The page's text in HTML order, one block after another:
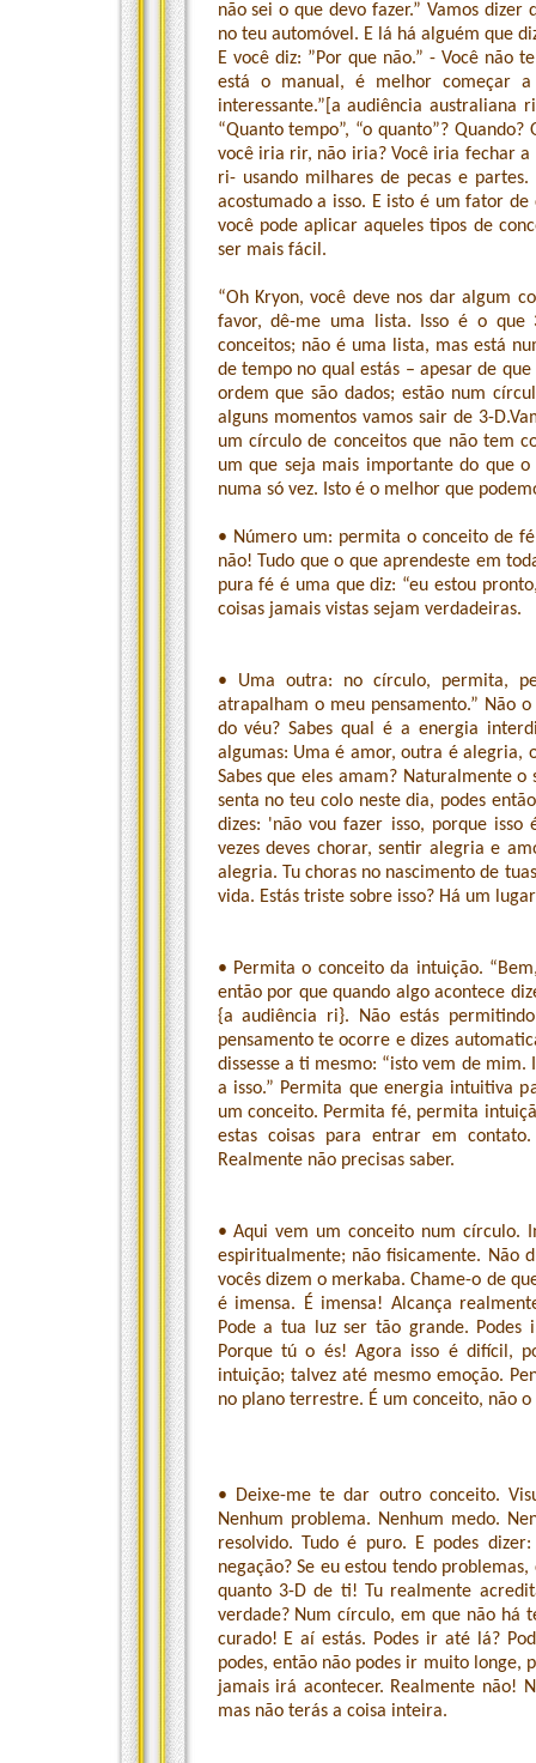
não sei o que devo fazer.” Vamos
no teu automóvel. E lá há alguém que
E você diz: ”Por que não.” - Você não
está o manual, é melhor começar a
interessante.”[a audiência australiana
“Quanto tempo”, “o quanto”?
você iria rir, não iria? Você iria fechar
ri- usando milhares de pecas e
acostumado a isso. E isto é um fator
você pode aplicar aqueles tipos de
ser mais fácil.
“Oh Kryon, você deve nos dar algum
favor, dê-me uma lista. Isso é o
conceitos; não é uma lista, mas está
de tempo no qual estás – apesar de
ordem que são dados; estão num
alguns momentos vamos sair de 3-
um círculo de conceitos que não tem
um que seja mais importante do que
numa só vez. Isto é o melhor que
• Número um: permita o conceito de
não! Tudo que o que aprendeste em
pura fé é uma que diz: “eu estou
coisas jamais vistas sejam verdadeiras.
• Uma outra: no círculo, permita,
atrapalham o meu pensamento.” Não
do véu? Sabes qual é a energia
algumas: Uma é amor, outra é alegria,
Sabes que eles amam? Naturalmente
senta no teu colo neste dia, podes
dizes: 'não vou fazer isso, porque
vezes deves chorar, sentir alegria e
alegria. Tu choras no nascimento de
vida. Estás triste sobre isso? Há um
• Permita o conceito da intuição.
então por que quando algo acontece
{a audiência ri}. Não estás
pensamento te ocorre e dizes
dissesse a ti mesmo: “isto vem de mim.
a isso.” Permita que energia intuitiva
um conceito. Permita fé, permita
estas coisas para entrar em
Realmente não precisas saber.
• Aqui vem um conceito num círculo.
espiritualmente; não fisicamente. Não
vocês dizem o merkaba. Chame-o de
é imensa. É imensa! Alcança
Pode a tua luz ser tão grande.
Porque tú o és! Agora isso é difícil,
intuição; talvez até mesmo emoção.
no plano terrestre. É um conceito, não o
• Deixe-me te dar outro conceito.
Nenhum problema. Nenhum medo.
resolvido. Tudo é puro. E podes
negação? Se eu estou tendo
quanto 3-D de ti! Tu realmente
verdade? Num círculo, em que não há
curado! E aí estás. Podes ir até lá?
podes, então não podes ir muito longe,
jamais irá acontecer. Realmente não!
mas não terás a coisa inteira.